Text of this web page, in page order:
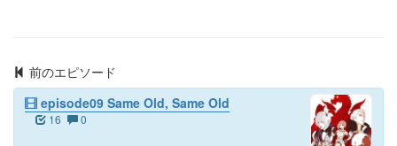
前のエピソード
episode09 Same Old, Same Old
16 0